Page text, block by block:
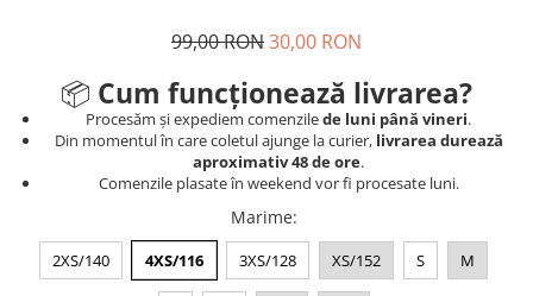
Recuperare și Îcălzire
99,00 RON30,00 RON
📦 Cum funcționează livrarea?
Procesăm și expediem comenzilede luni până vineri.
Din momentul în care coletul ajunge la curier, livrarea durează
aproximativ 48 de ore.
Comenzile plasate în weekend vor fi procesate luni.
Marime:
2XS/140 4XS/116 3XS/128 XS/152 S M